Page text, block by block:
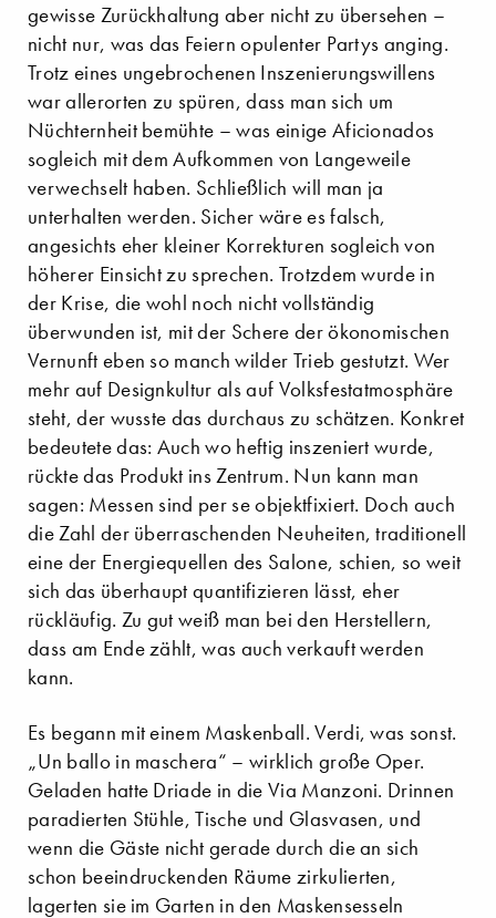
gewisse Zurückhaltung aber nicht zu übersehen –
nicht nur, was das Feiern opulenter Partys anging.
Trotz eines ungebrochenen Inszenierungswillens
war allerorten zu spüren, dass man sich um
Nüchternheit bemühte – was einige Aficionados
sogleich mit dem Aufkommen von Langeweile
verwechselt haben. Schließlich will man ja
unterhalten werden. Sicher wäre es falsch,
angesichts eher kleiner Korrekturen sogleich von
höherer Einsicht zu sprechen. Trotzdem wurde in
der Krise, die wohl noch nicht vollständig
überwunden ist, mit der Schere der ökonomischen
Vernunft eben so manch wilder Trieb gestutzt. Wer
mehr auf Designkultur als auf Volksfestatmosphäre
steht, der wusste das durchaus zu schätzen. Konkret
bedeutete das: Auch wo heftig inszeniert wurde,
rückte das Produkt ins Zentrum. Nun kann man
sagen: Messen sind per se objektfixiert. Doch auch
die Zahl der überraschenden Neuheiten, traditionell
eine der Energiequellen des Salone, schien, so weit
sich das überhaupt quantifizieren lässt, eher
rückläufig. Zu gut weiß man bei den Herstellern,
dass am Ende zählt, was auch verkauft werden
kann.
Es begann mit einem Maskenball. Verdi, was sonst.
„Un ballo in maschera“ – wirklich große Oper.
Geladen hatte Driade in die Via Manzoni. Drinnen
paradierten Stühle, Tische und Glasvasen, und
wenn die Gäste nicht gerade durch die an sich
schon beeindruckenden Räume zirkulierten,
lagerten sie im Garten in den Maskensesseln